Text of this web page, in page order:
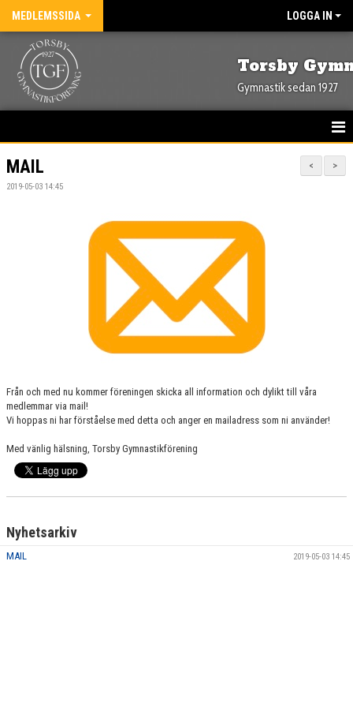
MEDLEMSSIDA LOGGA IN
Torsby
Gymnastik sedan 1927
HEM
NYHETER
>
<
MAIL
2019-05-03 14:45
Från och med nu kommer föreningen skicka all information och dylikt till våra
medlemmar via mail!
Vi hoppas ni har förståelse med detta och anger en mailadress som ni använder!
Med vänlig hälsning, Torsby Gymnastikförening
Nyhetsarkiv
MAIL 2019-05-03 14:45